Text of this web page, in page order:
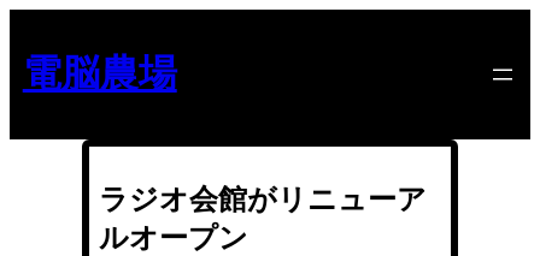
を
ス
ッ
電脳農場
ラジオ会館がリニューア
ルオープン